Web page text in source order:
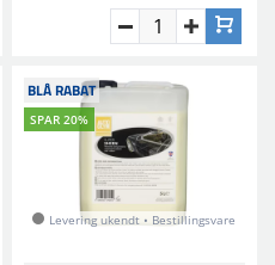
BLÅ RABAT
SPAR 20%
Levering ukendt • Bestillingsvare